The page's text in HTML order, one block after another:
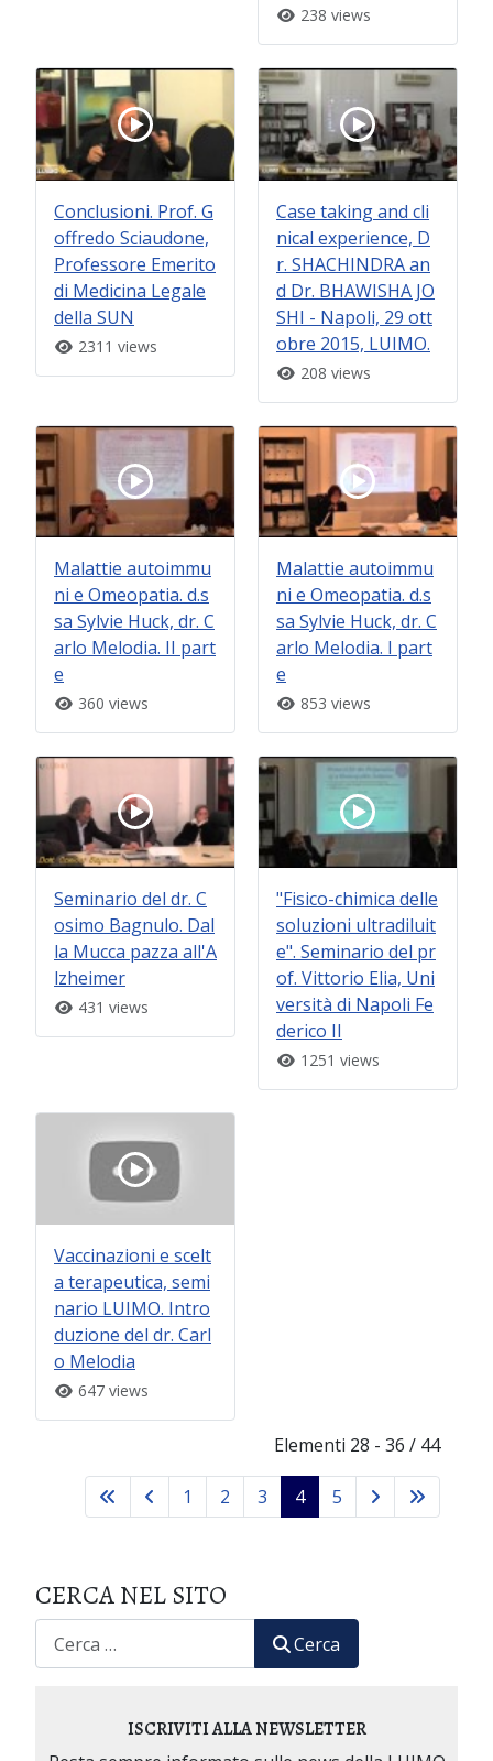
238 views
Conclusioni. Prof. G
offredo Sciaudone,
Professore Emerito
di Medicina Legale
della SUN
2311 views
Case taking and cli
nical experience, D
r. SHACHINDRA an
d Dr. BHAWISHA JO
SHI - Napoli, 29 ott
obre 2015, LUIMO.
208 views
Malattie autoimmu
ni e Omeopatia. d.s
sa Sylvie Huck, dr. C
arlo Melodia. II part
e
360 views
Malattie autoimmu
ni e Omeopatia. d.s
sa Sylvie Huck, dr. C
arlo Melodia. I part
e
853 views
Seminario del dr. C
osimo Bagnulo. Dal
la Mucca pazza all'A
lzheimer
431 views
"Fisico-chimica delle
soluzioni ultradiluit
e". Seminario del pr
of. Vittorio Elia, Uni
versità di Napoli Fe
derico II
1251 views
Vaccinazioni e scelt
a terapeutica, semi
nario LUIMO. Intro
duzione del dr. Carl
o Melodia
647 views
Elementi 28 - 36 / 44
1 2 3 4 5
CERCA NEL SITO
Cerca
ISCRIVITI ALLA NEWSLETTER